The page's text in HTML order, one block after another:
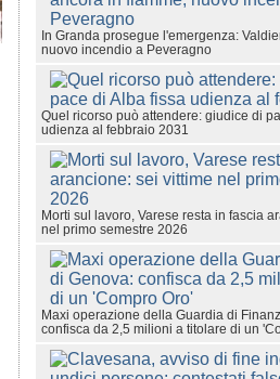
In Granda prosegue l'emergenza:
nuovo incendio a Peveragno
Quel ricorso può attendere: giudice di
udienza al febbraio 2031
Morti sul lavoro, Varese resta in fascia
nel primo semestre 2026
Maxi operazione della Guardia di
confisca da 2,5 milioni a titolare di un